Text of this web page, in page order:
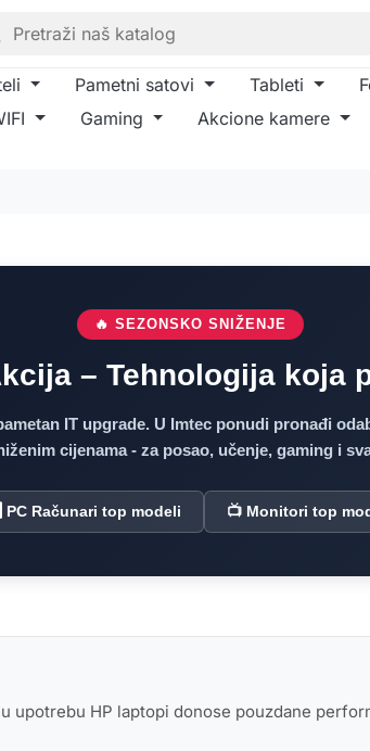
Pametni satovi Tableti
Gaming Akcione kamere
🔥 SEZONSKO SNIŽENJE
– Tehnologija koja
IT upgrade. U Imtec ponudi pronađi
cijenama - za posao, učenje, gaming i
PC Računari top modeli 📺 Monitori top
upotrebu HP laptopi donose pouzdane